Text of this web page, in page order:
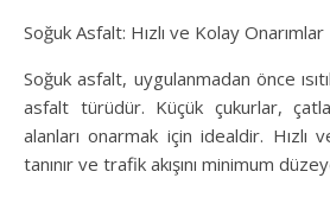
Soğuk Asfalt: Hızlı ve Kolay Onarımlar
Soğuk asfalt, uygulanmadan önce
asfalt türüdür. Küçük çukurlar,
alanları onarmak için idealdir. Hızlı
tanınır ve trafik akışını minimum